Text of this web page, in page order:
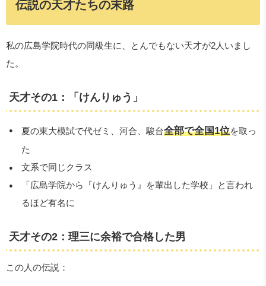
伝説の天才たちの末路
私の広島学院時代の同級生に、とんでもない天才が2人いまし
た。
天才その1：「けんりゅう」
夏の東大模試で代ゼミ、河合、駿台全部で全国1位を取っ
た
文系で同じクラス
「広島学院から『けんりゅう』を輩出した学校」と言われ
るほど有名に
天才その2：理三に余裕で合格した男
この人の伝説：